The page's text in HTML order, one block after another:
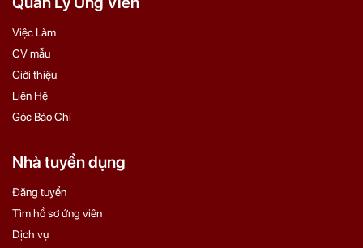
Việc Làm
CV mẫu
Giới thiệu
Liên Hệ
Góc Báo Chí
Nhà tuyển dụng
Đăng tuyển
Tìm hồ sơ ứng viên
Dịch vụ